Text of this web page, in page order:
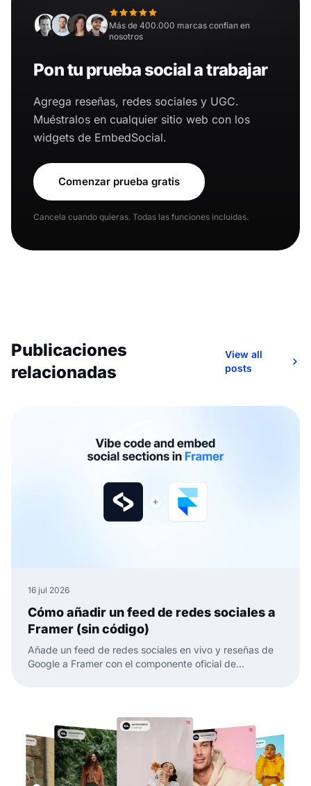
Más de 400.000 marcas confían en
nosotros
Pon tu prueba social a trabajar
Agrega reseñas, redes sociales y UGC.
Muéstralos en cualquier sitio web con los
widgets de EmbedSocial.
Comenzar prueba gratis
Cancela cuando quieras. Todas las funciones incluidas.
Publicaciones
relacionadas
View all
posts
16 jul 2026
Cómo añadir un feed de redes sociales a
Framer (sin código)
Añade un feed de redes sociales en vivo y reseñas de
Google a Framer con el componente oficial de